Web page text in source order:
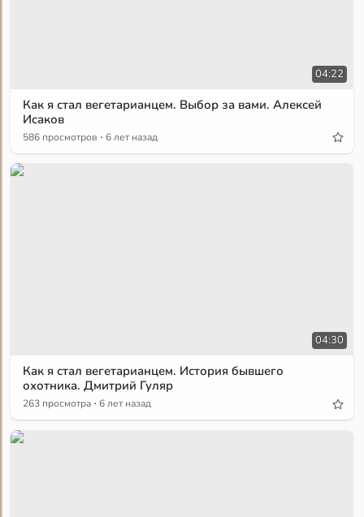
04:22
Как я стал вегетарианцем. Выбор за вами. Алексей
Исаков
586 просмотров · 6 лет назад
04:30
Как я стал вегетарианцем. История бывшего
охотника. Дмитрий Гуляр
263 просмотра · 6 лет назад